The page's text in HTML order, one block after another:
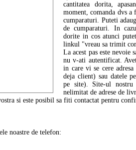
cantitatea dorita,
moment, comanda dvs a
cumparaturi. Puteti
de cumparaturi. In
dorite in cos atunci
linkul "vreau sa trimit
La acest pas este nevoie
nu v-ati autentificat.
in care vi se cere
deja client) sau datele
pe site). Site-ul nostru
nelimitat de adrese de
si este posibil sa fiti contactat pentru
noastre de telefon: